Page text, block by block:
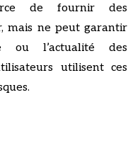
de fournir des
mais ne peut garantir
ou l’actualité des
utilisent ces